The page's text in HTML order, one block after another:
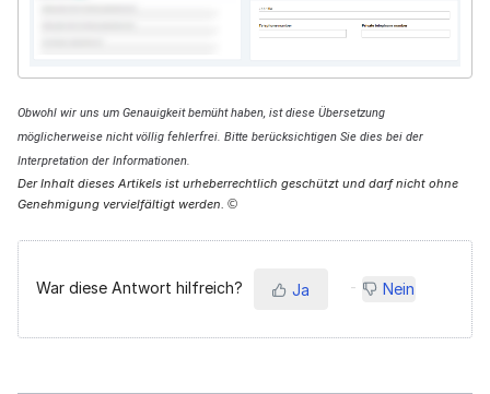
Obwohl wir uns um Genauigkeit bemüht haben, ist diese Übersetzung
möglicherweise nicht völlig fehlerfrei. Bitte berücksichtigen Sie dies bei der
Interpretation der Informationen.
Der Inhalt dieses Artikels ist urheberrechtlich geschützt und darf nicht ohne
Genehmigung vervielfältigt werden. ©
War diese Antwort hilfreich? Ja Nein